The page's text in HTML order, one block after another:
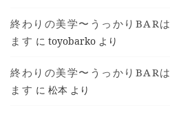
終わりの美学〜うっかりBAR
ます にtoyobarko より
終わりの美学〜うっかりBAR
ます に松本 より